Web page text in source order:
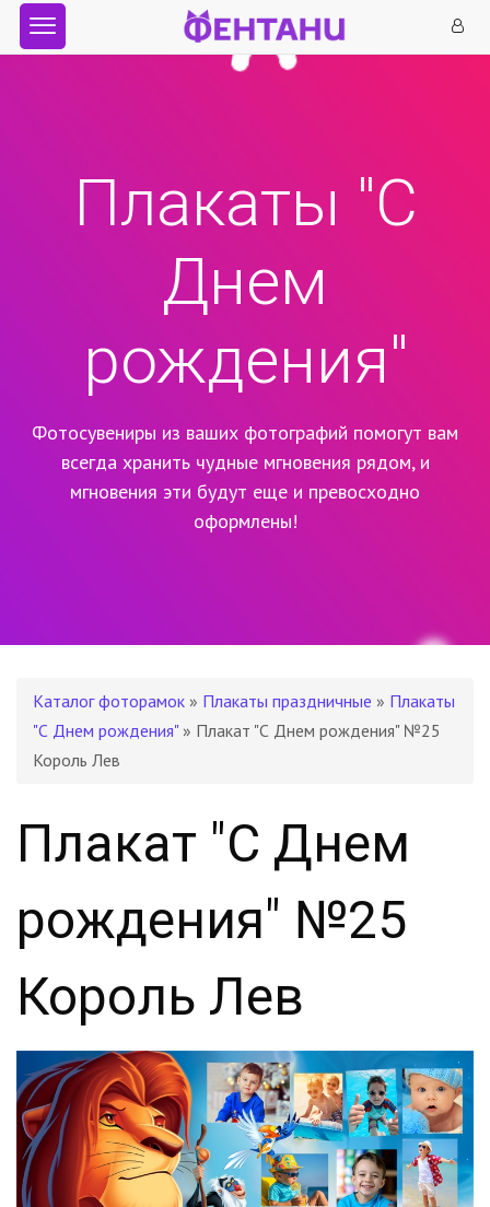
Плакаты "С
Днем
рождения"
Фотосувениры из ваших фотографий помогут вам
всегда хранить чудные мгновения рядом, и
мгновения эти будут еще и превосходно
оформлены!
Каталог фоторамок » Плакаты праздничные » Плакаты
"С Днем рождения"» Плакат "С Днем рождения" №25
Король Лев
Плакат "С Днем
рождения" №25
Король Лев